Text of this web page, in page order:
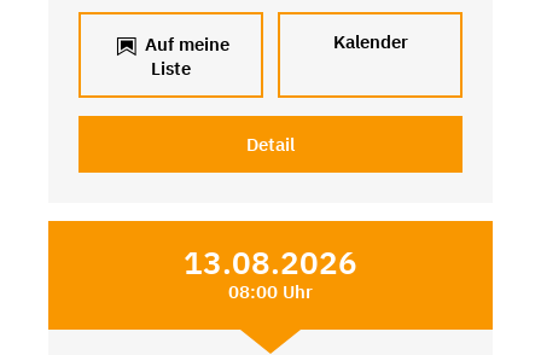
Auf meine
Liste
Kalender
Detail
13.08.2026
08:00 Uhr